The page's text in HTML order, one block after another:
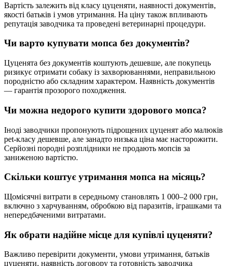
Вартість залежить від класу цуценяти, наявності документів,
якості батьків і умов утримання. На ціну також впливають
репутація заводчика та проведені ветеринарні процедури.
Чи варто купувати мопса без документів?
Цуценята без документів коштують дешевше, але покупець
ризикує отримати собаку із захворюваннями, неправильною
породністю або складним характером. Наявність документів
— гарантія прозорого походження.
Чи можна недорого купити здорового мопса?
Іноді заводчики пропонують підрощених цуценят або малюків
pet-класу дешевше, але занадто низька ціна має насторожити.
Серйозні породні розплідники не продають мопсів за
заниженою вартістю.
Скільки коштує утримання мопса на місяць?
Щомісячні витрати в середньому становлять 1 000–2 000 грн,
включно з харчуванням, обробкою від паразитів, іграшками та
непередбаченими витратами.
Як обрати надійне місце для купівлі цуценяти?
Важливо перевірити документи, умови утримання, батьків
цуценяти, наявність договору та готовність заводчика